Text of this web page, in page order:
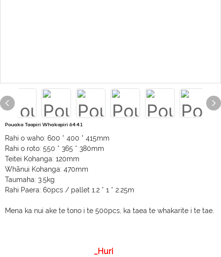
Pouaka Taapiri Whakapiri 6441
Rahi o waho: 600 * 400 * 415mm
Rahi o roto: 550 * 365 * 380mm
Teitei Kohanga: 120mm
Whānui Kohanga: 470mm
Taumaha: 3.5kg
Rahi Paera: 60pcs / pallet 1.2 * 1 * 2.25m
Mena ka nui ake te tono i te 500pcs, ka taea te whakarite i te tae.
_Huri